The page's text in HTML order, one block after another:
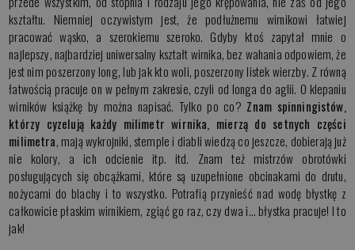
kształtu. Niemniej oczywistym jest, że podłużnemu wirnikowi łatwiej
pracować wąsko, a szerokiemu szeroko. Gdyby ktoś zapytał mnie o
najlepszy, najbardziej uniwersalny kształt wirnika, bez wahania odpowiem, że
jest nim poszerzony long, lub jak kto woli, poszerzony listek wierzby. Z równą
łatwością pracuje on w pełnym zakresie, czyli od longa do aglii. O klepaniu
wirników książkę by można napisać. Tylko po co? Znam spinningistów,
którzy cyzelują każdy milimetr wirnika, mierzą do setnych części
milimetra, mają wykrojniki, stemple i diabli wiedzą co jeszcze, dobierają już
nie kolory, a ich odcienie itp. itd. Znam też mistrzów obrotówki
posługujących się obcążkami, które są uzupełnione obcinakami do drutu,
nożycami do blachy i to wszystko. Potrafią przynieść nad wodę błystkę z
całkowicie płaskim wirnikiem, zgiąć go raz, czy dwa i… błystka pracuje! I to
jak!